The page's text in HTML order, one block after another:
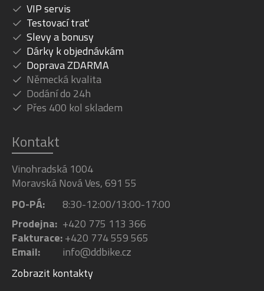
VIP servis
Testovací trať
Slevy a bonusy
Dárky k objednávkám
Doprava ZDARMA
Německá kvalita
Dodání do 24h
Přes 400 kol skladem
Kontakt
Vinohradská 1004
Moravská Nová Ves, 691 55
PO-PÁ:
8:30-12:00/13:00-17:00
Prodejna: +420 775 113 366
Fakturace:+420 774 559 565
Email:
info@ddbike.cz
Zobrazit kontakty